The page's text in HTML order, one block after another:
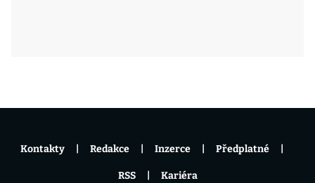
Kontakty Redakce Inzerce Předplatné
RSS Kariéra